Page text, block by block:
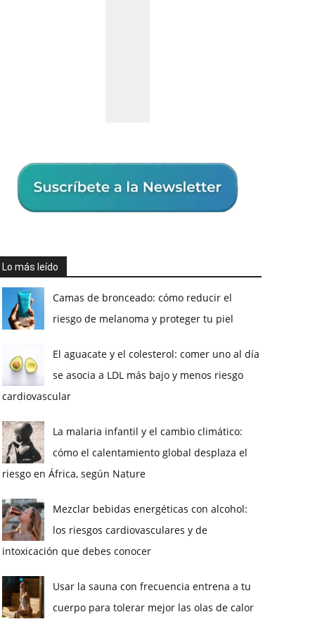
Lo más leído
Camas de bronceado: cómo reducir el
riesgo de melanoma y proteger tu piel
El aguacate y el colesterol: comer uno al día
se asocia a LDL más bajo y menos riesgo
cardiovascular
La malaria infantil y el cambio climático:
cómo el calentamiento global desplaza el
riesgo en África, según Nature
Mezclar bebidas energéticas con alcohol:
los riesgos cardiovasculares y de
intoxicación que debes conocer
Usar la sauna con frecuencia entrena a tu
cuerpo para tolerar mejor las olas de calor